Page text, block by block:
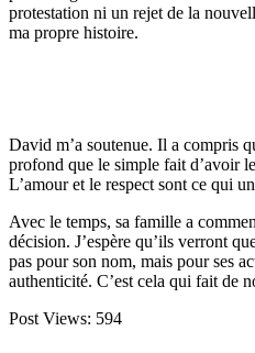
protestation ni un rejet de la
ma propre histoire.​
David m’a soutenue. Il a compris
profond que le simple fait d’avoir
L’amour et le respect sont ce qui
Avec le temps, sa famille a
décision. J’espère qu’ils verront
pas pour son nom, mais pour ses
authenticité. C’est cela qui fait de
Post Views: 594